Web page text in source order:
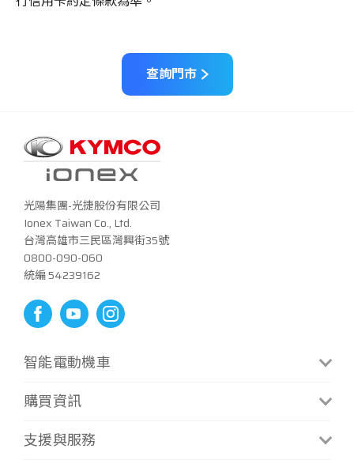
查詢門市
光陽集團-光捷股份有限公司
Ionex Taiwan Co., Ltd.
台灣高雄市三民區灣興街35號
0800-090-060
統編 54239162
智能電動機車
CoolOne
i-One Air
S6 Rex
S7R Techno
購買資訊
門市資訊
支援與服務